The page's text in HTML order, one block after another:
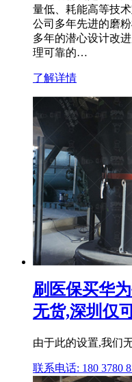
量低、耗能高等技
公司多年先进的磨
多年的潜心设计改
理可靠的…
了解详情
刷医保买华
无货,深圳仅
由于此的设置,我们
联系电话: 180 3780